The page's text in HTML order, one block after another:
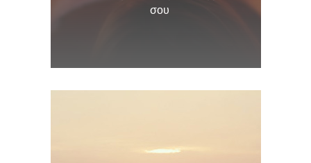
σου